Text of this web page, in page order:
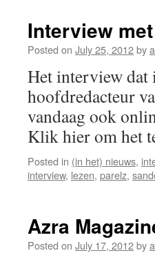
Interview
Posted on July 25, 2012by
Het interview dat
hoofdredacteur
vandaag ook
Klik hier om het
Posted in (in het) nieuws,
interview, lezen, parelz,
Azra
Posted on July 17, 2012by